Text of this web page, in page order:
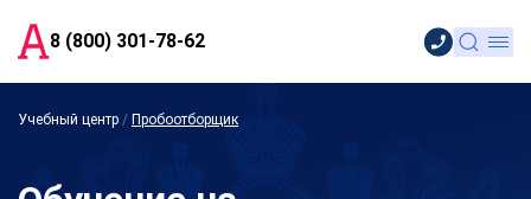
8 (800) 301-78-62
Учебный центр / Пробоотборщик